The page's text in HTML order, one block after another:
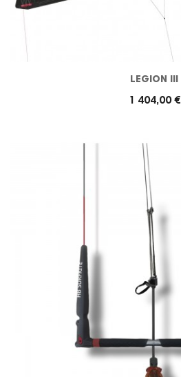
LEGION III
1 404,00 €